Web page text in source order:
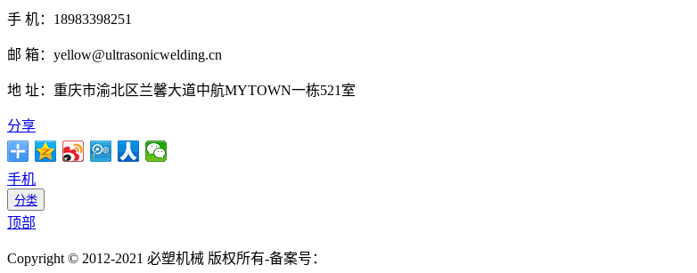
手 机：18983398251
邮 箱：yellow@ultrasonicwelding.cn
地 址：重庆市渝北区兰馨大道中航MYTOWN一栋521室
分享
手机
分类
顶部
Copyright © 2012-2021 必塑机械 版权所有-备案号：